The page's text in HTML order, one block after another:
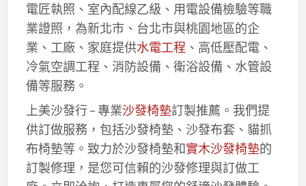
電匠執照、室內配線乙級、用電設備檢驗等職
業證照，為新北市、台北市與桃園地區的企
業、工廠、家庭提供水電工程 、高低壓配電、
冷氣空調工程、消防設備、衛浴設備、水管設
備等服務。
上美沙發行 – 專業沙發椅墊訂製推薦。我們提
供訂做服務，包括沙發椅墊、沙發布套、貓抓
布椅墊等。致力於沙發椅墊和實木沙發椅墊的
訂製修理，是您可信賴的沙發修理與訂做工